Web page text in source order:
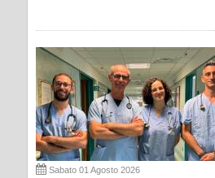
Sabato 01 Agosto 2026